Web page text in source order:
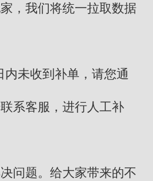
，我们将统一拉取数据
内未收到补单，请您通
系客服，进行人工补
问题。给大家带来的不